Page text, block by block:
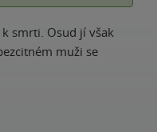
smrti. Osud jí však
muži se